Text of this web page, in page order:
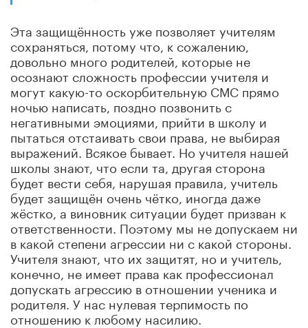
Эта защищённость уже позволяет учителям
сохраняться, потому что, к сожалению,
довольно много родителей, которые не
осознают сложность профессии учителя и
могут какую-то оскорбительную СМС прямо
ночью написать, поздно позвонить с
негативными эмоциями, прийти в школу и
пытаться отстаивать свои права, не выбирая
выражений. Всякое бывает. Но учителя нашей
школы знают, что если та, другая сторона
будет вести себя, нарушая правила, учитель
будет защищён очень чётко, иногда даже
жёстко, а виновник ситуации будет призван к
ответственности. Поэтому мы не допускаем ни
в какой степени агрессии ни с какой стороны.
Учителя знают, что их защитят, но и учитель,
конечно, не имеет права как профессионал
допускать агрессию в отношении ученика и
родителя. У нас нулевая терпимость по
отношению к любому насилию.